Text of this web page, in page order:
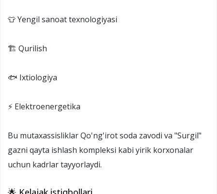
👕 Yengil sanoat texnologiyasi
🏗️ Qurilish
🐟 Ixtiologiya
⚡ Elektroenergetika
Bu mutaxassisliklar Qo'ng'irot soda zavodi va "Surgil"
gazni qayta ishlash kompleksi kabi yirik korxonalar
uchun kadrlar tayyorlaydi.